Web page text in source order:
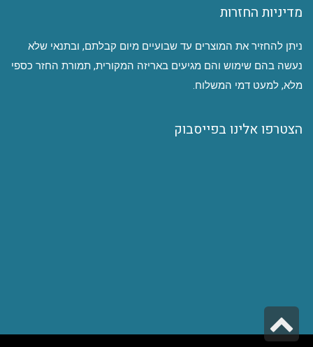
מדיניות החזרות
ניתן להחזיר את המוצרים עד שבועיים מיום קבלתם, ובתנאי שלא
נעשה בהם שימוש והם מגיעים באריזה המקורית, תמורת החזר כספי
מלא, למעט דמי המשלוח.
הצטרפו אלינו בפייסבוק
גלילה